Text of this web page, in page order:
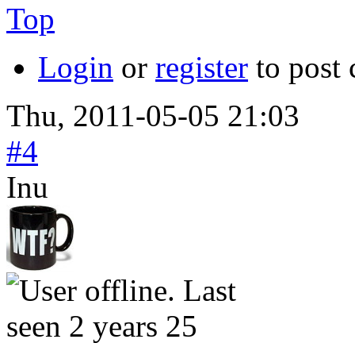
Top
Login or register to post
Thu, 2011-05-05 21:03
#4
Inu